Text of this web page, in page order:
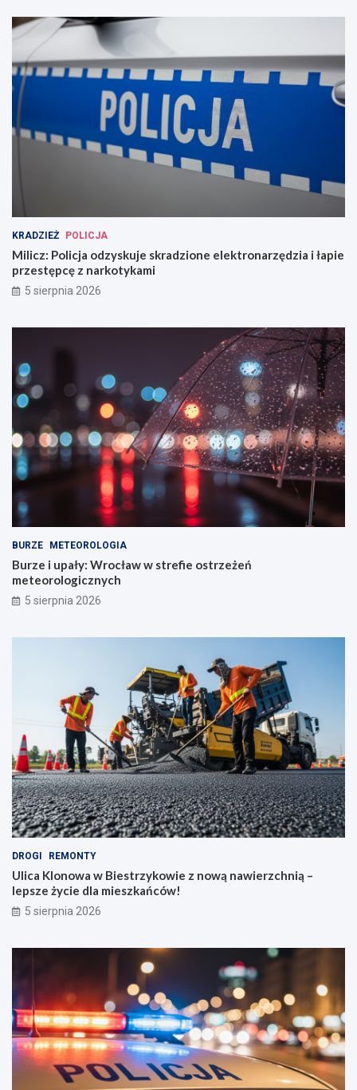
KRADZIEŻ POLICJA
Milicz: Policja odzyskuje skradzione elektronarzędzia i łapie
przestępcę z narkotykami
5 sierpnia 2026
BURZE METEOROLOGIA
Burze i upały: Wrocław w strefie ostrzeżeń
meteorologicznych
5 sierpnia 2026
DROGI REMONTY
Ulica Klonowa w Biestrzykowie z nową nawierzchnią –
lepsze życie dla mieszkańców!
5 sierpnia 2026